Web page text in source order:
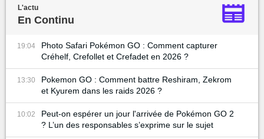
L'actu
En Continu
19:04
Photo Safari Pokémon GO : Comment capturer
Créhelf, Crefollet et Crefadet en 2026 ?
13:30
Pokemon GO : Comment battre Reshiram, Zekrom
et Kyurem dans les raids 2026 ?
10:02
Peut-on espérer un jour l'arrivée de Pokémon GO 2
? L’un des responsables s’exprime sur le sujet